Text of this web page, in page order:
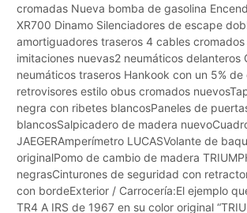
cromadas Nueva bomba de gasolina
XR700 Dinamo Silenciadores de escape
amortiguadores traseros 4 cables
imitaciones nuevas2 neumáticos delanteros
neumáticos traseros Hankook con un 5%
retrovisores estilo obus cromados
negra con ribetes blancosPaneles de
blancosSalpicadero de madera
JAEGERAmperímetro LUCASVolante de
originalPomo de cambio de madera
negrasCinturones de seguridad con
con bordeExterior / Carrocería:El ejemplo
TR4 A IRS de 1967 en su color original